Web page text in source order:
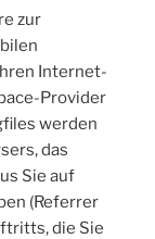
zur
Internet-
Provider
werden
das
Sie auf
(Referrer
die Sie